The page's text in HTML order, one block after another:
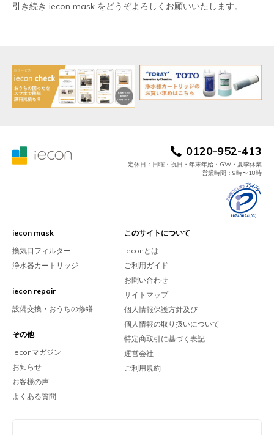
引き続き iecon mask をどうぞよろしくお願いいたします。
0120-952-413
定休日：日曜・祝日・年末年始・GW・夏季休業
営業時間：9時〜18時
iecon mask
換気口フィルター
浄水器カートリッジ
iecon repair
設備交換・おうちの修繕
その他
ieconマガジン
お知らせ
お客様の声
よくある質問
このサイトについて
ieconとは
ご利用ガイド
お問い合わせ
サイトマップ
個人情報保護方針及び
個人情報の取り扱いについて
特定商取引に基づく表記
運営会社
ご利用規約